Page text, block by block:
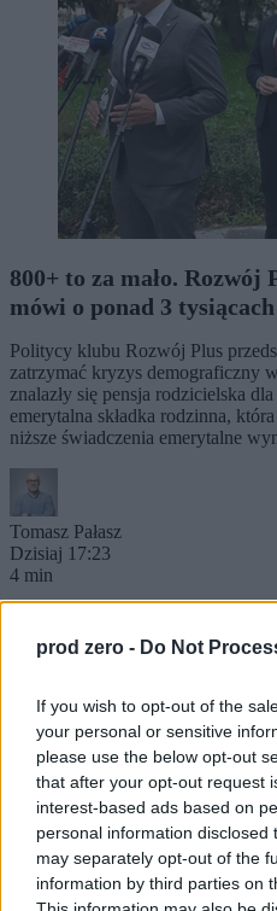
prod zero - Do Not
If you wish to opt-out of the
your personal or sensitive
please use the below opt-out
that after your opt-out request
interest-based ads based on
personal information
may separately opt-out of the
information by third parties on
800+ to za mało. Rozwój
mówi o ponad 3 tysiącach
Politycy klubu Rozwój Plus
zatrzymać kryzys demograficzny
znalazły się pensja rodzicielska
emerytalna składka rodzinna,
niższe świadczenia emerytalne
Tomasz Pałasz
Dzisiaj 17:23
4 min